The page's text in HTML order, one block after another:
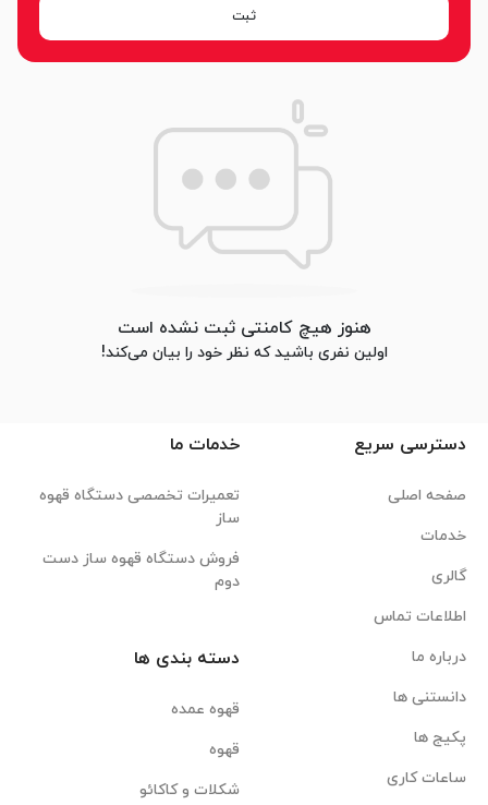
ثبت
هنوز هیچ کامنتی ثبت نشده است
اولین نفری باشید که نظر خود را بیان می‌کند!
دسترسی سریع
صفحه اصلی
خدمات
گالری
اطلاعات تماس
درباره ما
دانستنی ها
پکیج ها
ساعات کاری
خدمات ما
تعمیرات تخصصی دستگاه قهوه
ساز
فروش دستگاه قهوه ساز دست
دوم
دسته بندی ها
قهوه عمده
قهوه
شکلات و کاکائو